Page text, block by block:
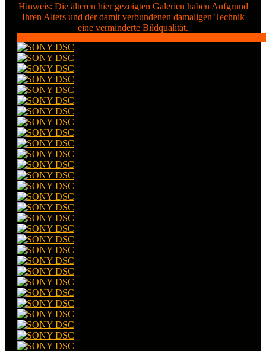
Hinweis: Die älteren hier gezeigten Galerien haben Aufgrund
Ihren Alters und der damit verbundenen damaligen Technik
eine verminderte Bildqualität.